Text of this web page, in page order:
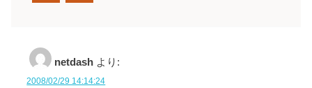
netdash より:
2008/02/29 14:14:24